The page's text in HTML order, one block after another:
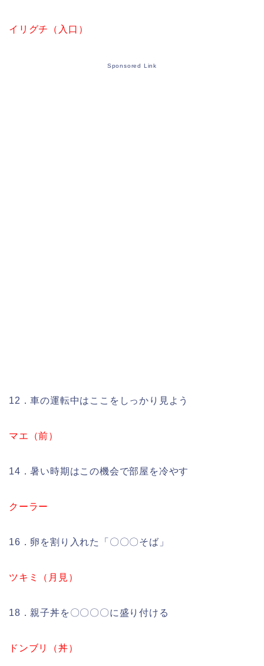
イリグチ（入口）
Sponsored Link
12．車の運転中はここをしっかり見よう
マエ（前）
14．暑い時期はこの機会で部屋を冷やす
クーラー
16．卵を割り入れた「〇〇〇そば」
ツキミ（月見）
18．親子丼を〇〇〇〇に盛り付ける
ドンブリ（丼）